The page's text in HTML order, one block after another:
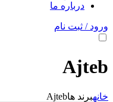
درباره ما
ورود / ثبت نام
Ajteb
خانهبرند هاAjteb